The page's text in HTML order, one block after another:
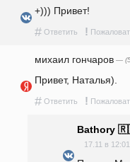
+))) Привет!
# Ответить !
михаил гончаров —
Привет, Наталья).
# Ответить !
Bathory
17.11 в 12:01